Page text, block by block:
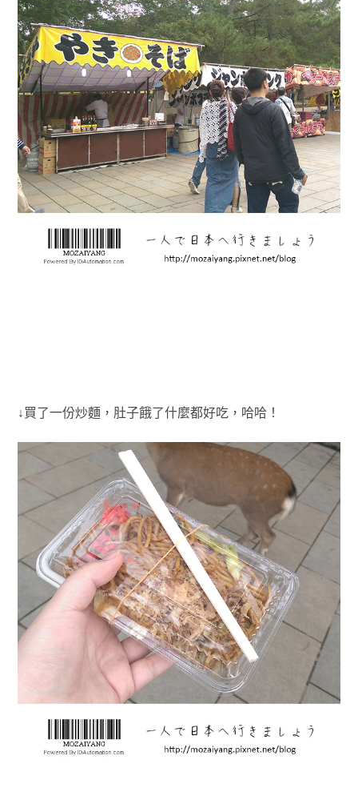
↓買了一份炒麵，肚子餓了什麼都好吃，哈哈！